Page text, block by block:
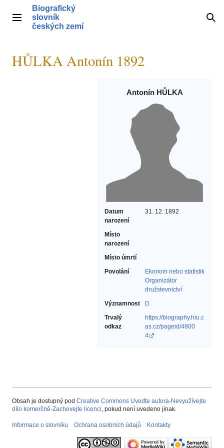
obsahHlavní menu
Biografický
slovník
českých zemí
HŮLKA Antonín 1892
Antonín HŮLKA
Datum
narození
31. 12. 1892
Místo
narození
Místo úmrtí
Povolání
Ekonom nebo statistik‎
Organizátor
družstevnictví‎
Významnost
D
Trvalý
odkaz
https://biography.hiu.c
as.cz/pageid/4800
4
Obsah je dostupný pod Creative Commons Uveďte autora-Nevyužívejte
dílo komerčně-Zachovejte licenci, pokud není uvedeno jinak.
Informace o slovníku Ochrana osobních údajů Kontakty